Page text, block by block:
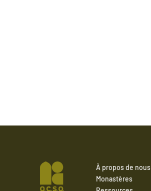
À propos de nous
Monastères